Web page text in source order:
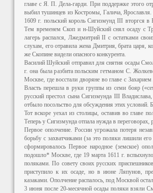
главе с Я. П. Дела-гарди. При поддержке этого
выбил тушинцев из Костромы, Галича,
1609 г. польский король Сигизмунд III вторгся
Тем временем Скоп и н-Шуйский снял осаду с
лагерь распался, Лжедмитрий II с остатками
слухам, его отравила жена Дмитрия, брата царя,
же Скопине видели опасного конкурента.
Василий Шуйский отправил для снятия осады
г. она была разбита польским гетманом С.
Москве, где восстали дворяне во главе с
Власть перешла в руки группы из семи бояр
русский престол сына Сигизмунда III
отбыло посольство для обсуждения этих
Тот вскоре уехал из столицы, оставив во главе
Теперь у Сигизмунда отпала нужда в переговорах,
Первое ополчение. России угрожала потеря
борьбу с захватчиками (за это поляки лишили
сформировалось Первое народное (земское)
подошло* Москве, где 19 марта 1611 г.
поляками. По совету своих русских
приступило к их осаде, но в июне Ляпунов,
казаками. Ополчение распалось, под Москвой
3 июня после 20-месячной осады поляки взяли